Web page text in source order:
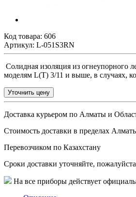
Код товара: 606
Артикул: L-051S3RN
Солидная изоляция из огнеупорного
моделям L(T) 3/11 и выше, в случаях,
Уточнить цену
Доставка курьером по Алматы и
Стоимость доставки в пределах
Перевозчиком по Казахстану
Сроки доставки уточняйте,
На все приборы действует